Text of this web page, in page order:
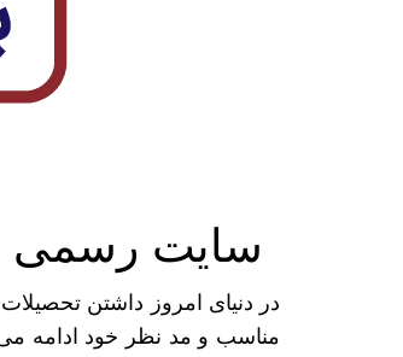
سایت رسمی
در دنیای امروز داشتن
مناسب و مد نظر خود ادامه می